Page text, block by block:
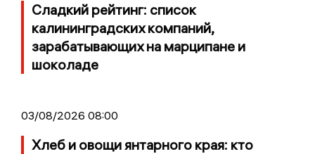
Сладкий рейтинг: список
калининградских компаний,
зарабатывающих на марципане и
шоколаде
03/08/2026 08:00
Хлеб и овощи янтарного края: кто